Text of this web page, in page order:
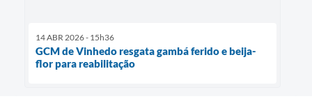
14 ABR 2026 - 15h36
GCM de Vinhedo resgata gambá ferido e beija-
flor para reabilitação